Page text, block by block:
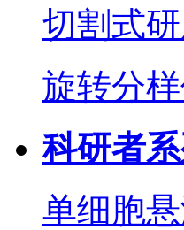
切割式
旋转分
科研者
单细胞